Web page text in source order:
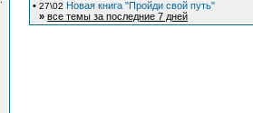
• 27\02 Новая книга "Пройди свой путь"
» все темы за последние 7 дней